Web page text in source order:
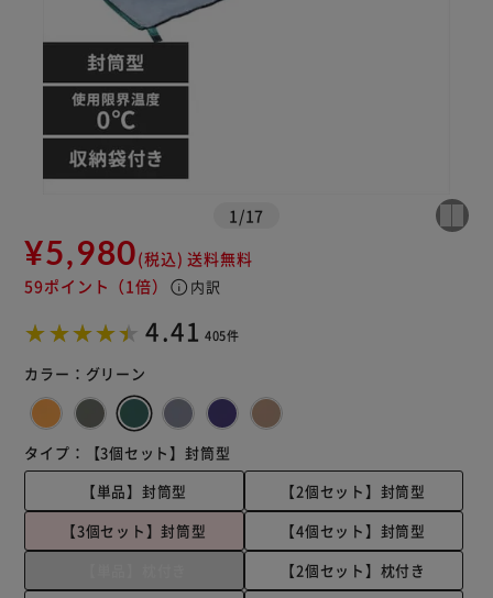
1 /17
¥5,980(税込) 送料無料
59ポイント （1倍） info 内訳
4.41 405件
カラー： グリーン
タイプ：
【3個セット】封筒型
【単品】封筒型
【2個セット】封筒型
【3個セット】封筒型
【4個セット】封筒型
【2個セット】枕付き
カートに入れる